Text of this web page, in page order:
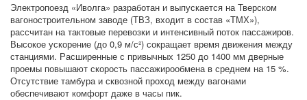
Электропоезд «Иволга» разработан и выпускается на Тверском
вагоностроительном заводе (ТВЗ, входит в состав «ТМХ»),
рассчитан на тактовые перевозки и интенсивный поток пассажиров.
Высокое ускорение (до 0,9 м/с²) сокращает время движения между
станциями. Расширенные с привычных 1250 до 1400 мм дверные
проемы повышают скорость пассажирообмена в среднем на 15 %.
Отсутствие тамбура и сквозной проход между вагонами
обеспечивают комфорт даже в часы пик.